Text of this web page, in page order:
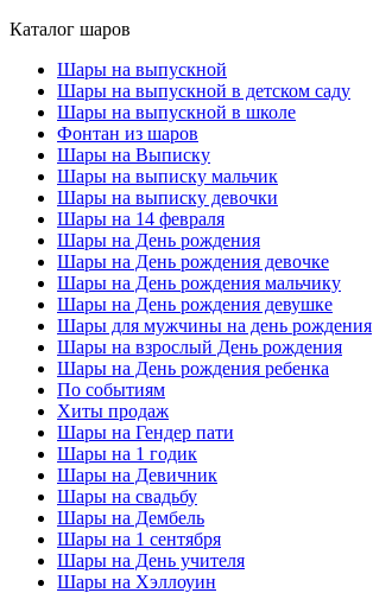
Каталог шаров
Шары на выпускной
Шары на выпускной в детском саду
Шары на выпускной в школе
Фонтан из шаров
Шары на Выписку
Шары на выписку мальчик
Шары на выписку девочки
Шары на 14 февраля
Шары на День рождения
Шары на День рождения девочке
Шары на День рождения мальчику
Шары на День рождения девушке
Шары для мужчины на день рождения
Шары на взрослый День рождения
Шары на День рождения ребенка
По событиям
Хиты продаж
Шары на Гендер пати
Шары на 1 годик
Шары на Девичник
Шары на свадьбу
Шары на Дембель
Шары на 1 сентября
Шары на День учителя
Шары на Хэллоуин